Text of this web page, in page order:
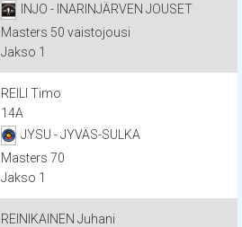
INJO - INARINJÄRVEN JOUSET
Masters 50 vaistojousi
Jakso 1
REILI Timo
14A
JYSU - JYVÄS-SULKA
Masters 70
Jakso 1
REINIKAINEN Juhani